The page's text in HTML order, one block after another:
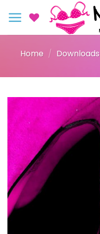
naar
Home / Downloads